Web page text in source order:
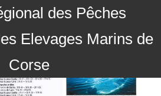
des Pêches
Elevages Marins de
Corse